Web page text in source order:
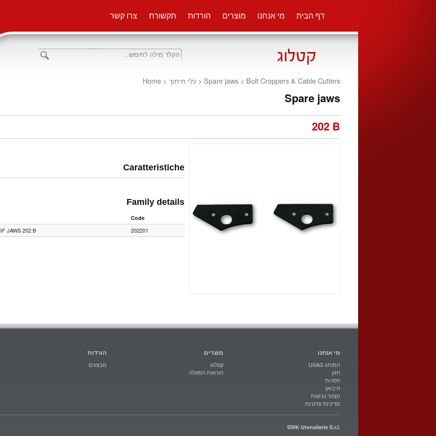
דף הבית מי אנחנו מוצרים הורדות תקשורת צרו קשר
Spare jaws < Bolt Croppers & Cable Cutters
< כלי חיתוך <
Home
Spare jaws
202 B
Caratteristiche
Family details
Code
202201
JAWS 202 B
מי אנחנו
USAG המותג
חזון
חסויות
היבואן
הצהר נגישות
מדיניות פרטיות
מוצרים
קטלוג
הוראות הפעלה
הורדות
מבצעים
SWK Utensilerie S.r.l.